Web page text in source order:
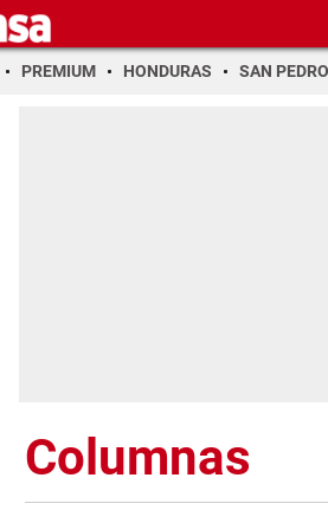
PREMIUM HONDURAS SAN PEDRO
Columnas